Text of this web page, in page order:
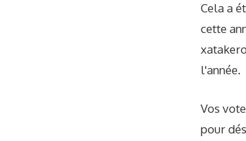
Cela a
cette
l'année.
Vos
pour